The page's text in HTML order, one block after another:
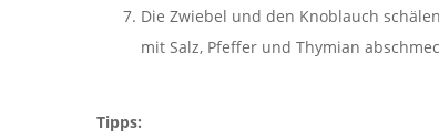
Die Zwiebel und den Knoblauch
mit Salz, Pfeffer und Thymian
Tipps: